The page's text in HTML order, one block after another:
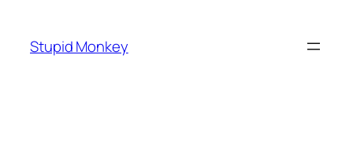
content
Stupid Monkey